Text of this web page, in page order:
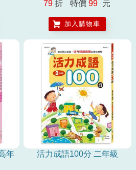
79 折 特價 99 元
加入購物車
年
活力成語100分 二年級